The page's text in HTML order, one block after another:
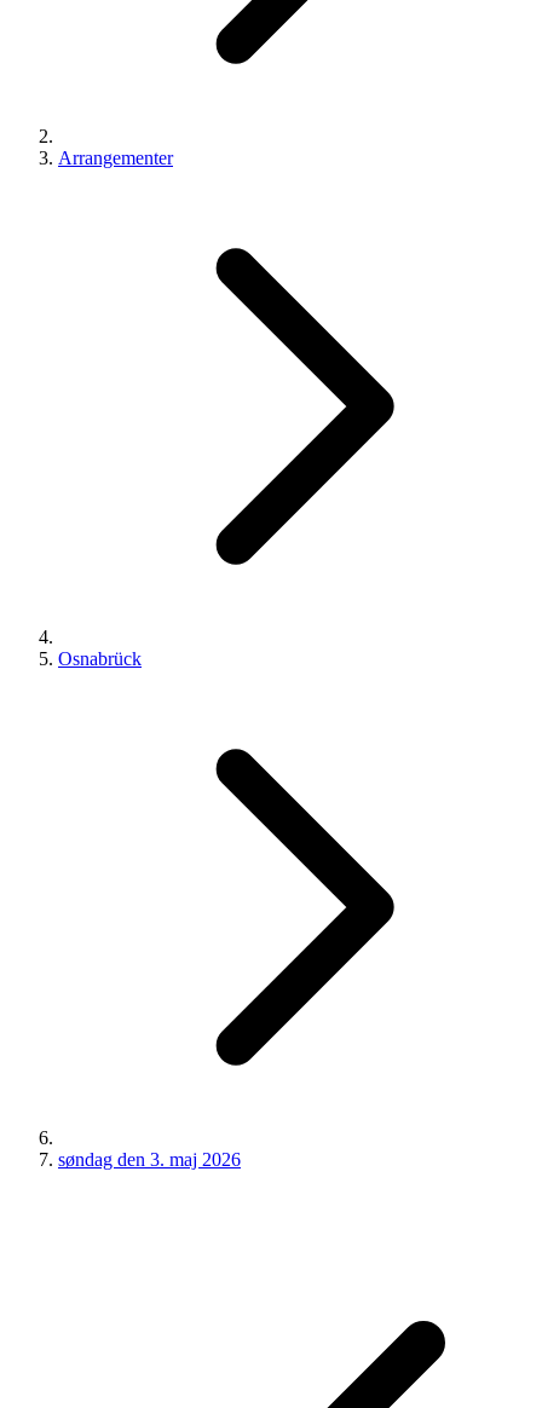
Arrangementer
Osnabrück
søndag den 3. maj 2026